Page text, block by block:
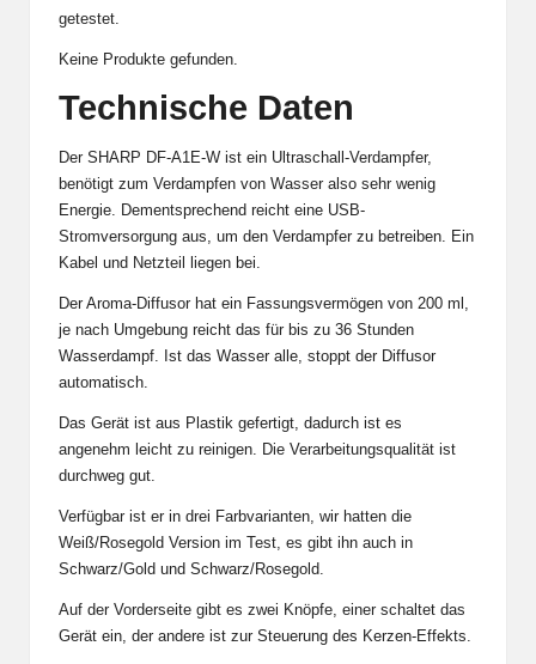
getestet.
Keine Produkte gefunden.
Technische Daten
Der SHARP DF-A1E-W ist ein Ultraschall-Verdampfer,
benötigt zum Verdampfen von Wasser also sehr wenig
Energie. Dementsprechend reicht eine USB-
Stromversorgung aus, um den Verdampfer zu betreiben. Ein
Kabel und Netzteil liegen bei.
Der Aroma-Diffusor hat ein Fassungsvermögen von 200 ml,
je nach Umgebung reicht das für bis zu 36 Stunden
Wasserdampf. Ist das Wasser alle, stoppt der Diffusor
automatisch.
Das Gerät ist aus Plastik gefertigt, dadurch ist es
angenehm leicht zu reinigen. Die Verarbeitungsqualität ist
durchweg gut.
Verfügbar ist er in drei Farbvarianten, wir hatten die
Weiß/Rosegold Version im Test, es gibt ihn auch in
Schwarz/Gold und Schwarz/Rosegold.
Auf der Vorderseite gibt es zwei Knöpfe, einer schaltet das
Gerät ein, der andere ist zur Steuerung des Kerzen-Effekts.